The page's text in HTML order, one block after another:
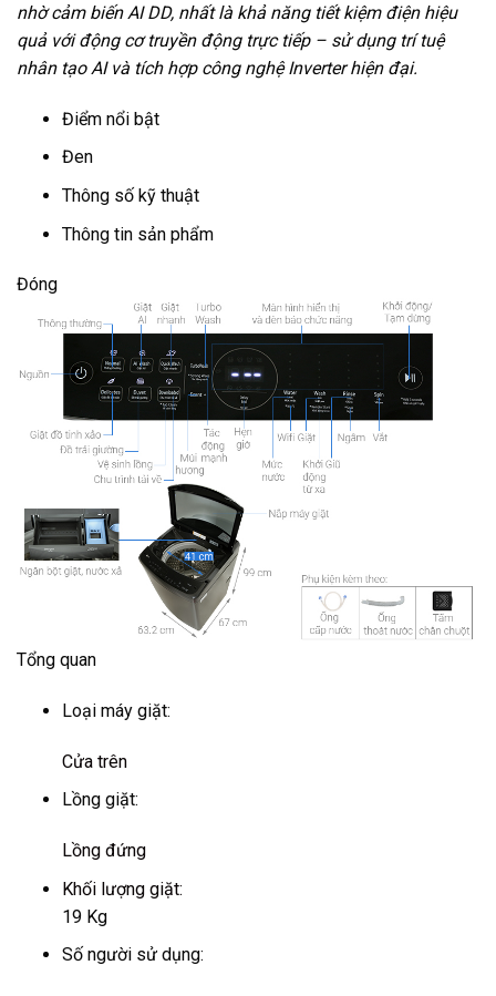
nhờ cảm biến AI DD, nhất là khả năng tiết kiệm điện hiệu
quả với động cơ truyền động trực tiếp – sử dụng trí tuệ
nhân tạo AI và tích hợp công nghệ Inverter hiện đại.
Điểm nổi bật
Đen
Thông số kỹ thuật
Thông tin sản phẩm
Đóng
Tổng quan
Loại máy giặt:
Cửa trên
Lồng giặt:
Lồng đứng
Khối lượng giặt:
19 Kg
Số người sử dụng: